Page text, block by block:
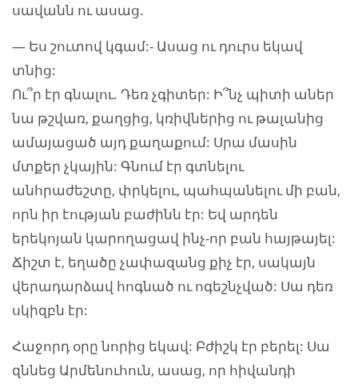
սավանն ու ասաց.
— Ես շուտով կգամ:- Ասաց ու դուրս եկավ
տնից:
Ու՞ր էր գնալու. Դեռ չգիտեր: Ի՞նչ պիտի աներ
նա թշվառ, քաղցից, կռիվներից ու թալանից
ամայացած այդ քաղաքում: Սրա մասին
մտքեր չկային: Գնում էր գտնելու
անհրաժեշտը, փրկելու, պահպանելու մի բան,
որն իր էության բաժինն էր: Եվ արդեն
երեկոյան կարողացավ ինչ-որ բան հայթայել:
Ճիշտ է, եղածը չափազանց քիչ էր, սակայն
վերադարձավ հոգնած ու ոգեշնչված: Սա դեռ
սկիզբն էր:
Հաջորդ օրը նորից եկավ: Բժիշկ էր բերել: Սա
զննեց Արմենուհուն, ասաց, որ հիվանդի